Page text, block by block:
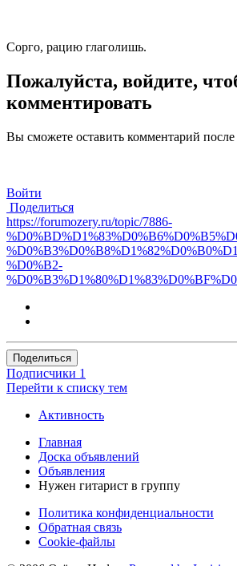
Сорго, рацию глаголишь.
Пожалуйста, войдите,
комментировать
Вы сможете оставить комментарий после
Войти
Поделиться
https://forumozery.ru/topic/7886-
%D0%B2-
Поделиться
Подписчики 1
Перейти к списку тем
Активность
Главная
Доска объявлений
Объявления
Нужен гитарист в группу
Политика конфиденциальности
Обратная связь
Cookie-файлы